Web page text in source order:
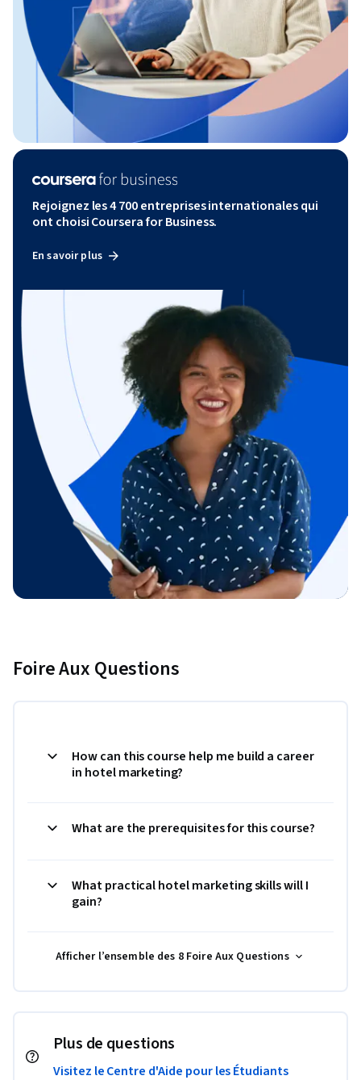
Rejoignez les 4 700 entreprises internationales qui
ont choisi Coursera for Business.
En savoir plus
Foire Aux Questions
How can this course help me build a career
in hotel marketing?
What are the prerequisites for this course?
What practical hotel marketing skills will I
gain?
Afficher l’ensemble des 8 Foire Aux Questions
Plus de questions
Visitez le Centre d'Aide pour les Étudiants